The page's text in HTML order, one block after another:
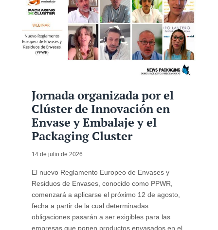
Jornada organizada por el
Clúster de Innovación en
Envase y Embalaje y el
Packaging Cluster
14 de julio de 2026
El nuevo Reglamento Europeo de Envases y
Residuos de Envases, conocido como PPWR,
comenzará a aplicarse el próximo 12 de agosto,
fecha a partir de la cual determinadas
obligaciones pasarán a ser exigibles para las
empresas que ponen productos envasados en el